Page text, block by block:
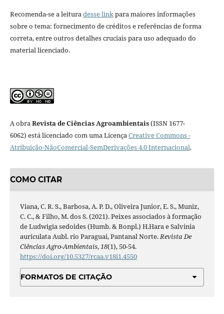
Recomenda-se a leituradesse linkpara maiores informações
sobre o tema: fornecimento de créditos e referências de forma
correta, entre outros detalhes cruciais para uso adequado do
material licenciado.
A obraRevista de Ciências Agroambientais(ISSN 1677-
6062) está licenciado com uma LicençaCreative Commons -
Atribuição-NãoComercial-SemDerivações 4.0 Internacional.
COMO CITAR
Viana, C. R. S., Barbosa, A. P. D., Oliveira Junior, E. S., Muniz,
C. C., & Filho, M. dos S. (2021). Peixes associados à formação
de Ludwigia sedoides (Humb. & Bonpl.) H.Hara e Salvinia
auriculata Aubl. rio Paraguai, Pantanal Norte. Revista De
Ciências Agro-Ambientais, 18(1), 50-54.
https://doi.org/10.5327/rcaa.v18i1.4550
FORMATOS DE CITAÇÃO